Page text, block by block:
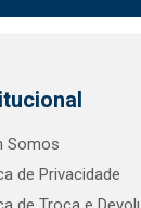
Somos
de Privacidade